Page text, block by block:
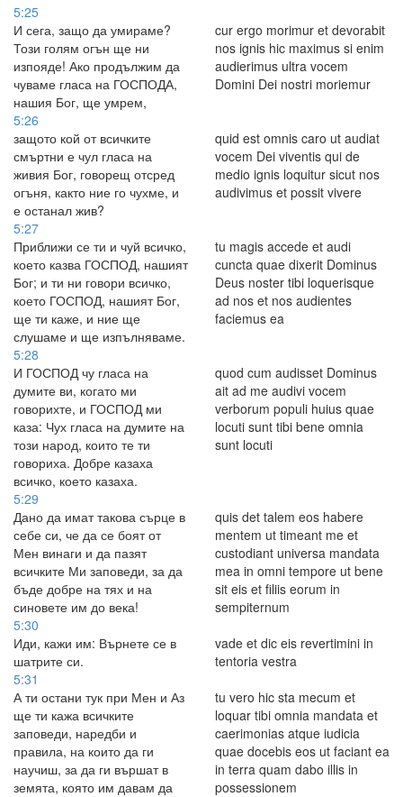
5:25
И сега, защо да умираме?
Този голям огън ще ни
изпояде! Ако продължим да
чуваме гласа на ГОСПОДА,
нашия Бог, ще умрем,
cur ergo morimur et devorabit
nos ignis hic maximus si enim
audierimus ultra vocem
Domini Dei nostri moriemur
5:26
защото кой от всичките
смъртни е чул гласа на
живия Бог, говорещ отсред
огъня, както ние го чухме, и
е останал жив?
quid est omnis caro ut audiat
vocem Dei viventis qui de
medio ignis loquitur sicut nos
audivimus et possit vivere
5:27
Приближи се ти и чуй всичко,
което казва ГОСПОД, нашият
Бог; и ти ни говори всичко,
което ГОСПОД, нашият Бог,
ще ти каже, и ние ще
слушаме и ще изпълняваме.
tu magis accede et audi
cuncta quae dixerit Dominus
Deus noster tibi loquerisque
ad nos et nos audientes
faciemus ea
5:28
И ГОСПОД чу гласа на
думите ви, когато ми
говорихте, и ГОСПОД ми
каза: Чух гласа на думите на
този народ, които те ти
говориха. Добре казаха
всичко, което казаха.
quod cum audisset Dominus
ait ad me audivi vocem
verborum populi huius quae
locuti sunt tibi bene omnia
sunt locuti
5:29
Дано да имат такова сърце в
себе си, че да се боят от
Мен винаги и да пазят
всичките Ми заповеди, за да
бъде добре на тях и на
синовете им до века!
quis det talem eos habere
mentem ut timeant me et
custodiant universa mandata
mea in omni tempore ut bene
sit eis et filiis eorum in
sempiternum
5:30
Иди, кажи им: Върнете се в
шатрите си.
vade et dic eis revertimini in
tentoria vestra
5:31
А ти остани тук при Мен и Аз
ще ти кажа всичките
заповеди, наредби и
правила, на които да ги
научиш, за да ги вършат в
земята, която им давам да
tu vero hic sta mecum et
loquar tibi omnia mandata et
caerimonias atque iudicia
quae docebis eos ut faciant ea
in terra quam dabo illis in
possessionem